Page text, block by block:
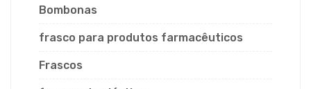
Bombonas
frasco para produtos farmacêuticos
Frascos